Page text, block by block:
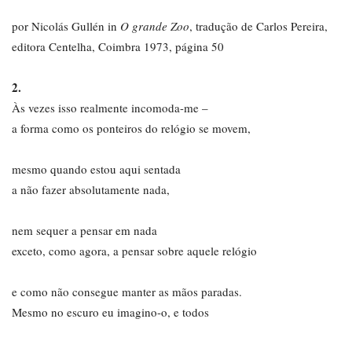
por Nicolás Gullén in O grande Zoo, tradução de Carlos Pereira,
editora Centelha, Coimbra 1973, página 50
2.
Às vezes isso realmente incomoda-me –
a forma como os ponteiros do relógio se movem,
mesmo quando estou aqui sentada
a não fazer absolutamente nada,
nem sequer a pensar em nada
exceto, como agora, a pensar sobre aquele relógio
e como não consegue manter as mãos paradas.
Mesmo no escuro eu imagino-o, e todos